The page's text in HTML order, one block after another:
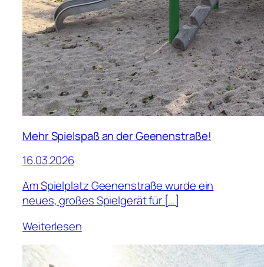
Mehr Spielspaß an der Geenenstraße!
16.03.2026
Am Spielplatz Geenenstraße wurde ein
neues, großes Spielgerät für […]
Weiterlesen